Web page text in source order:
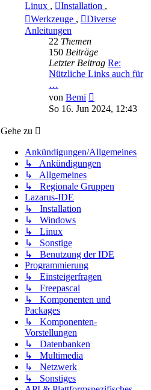
Linux , Installation ,
Werkzeuge ,
Diverse
Anleitungen
22 Themen
150 Beiträge
Letzter Beitrag Re:
Nützliche Links auch für
…
von Bemi
Beitrag
So 16. Jun 2024, 12:43
Gehe zu
Ankündigungen/Allgemeines
↳ Ankündigungen
↳ Allgemeines
↳ Regionale Gruppen
Lazarus-IDE
↳ Installation
↳ Windows
↳ Linux
↳ Sonstige
↳ Benutzung der IDE
Programmierung
↳ Einsteigerfragen
↳ Freepascal
↳ Komponenten und
Packages
↳ Komponenten-
Vorstellungen
↳ Datenbanken
↳ Multimedia
↳ Netzwerk
↳ Sonstiges